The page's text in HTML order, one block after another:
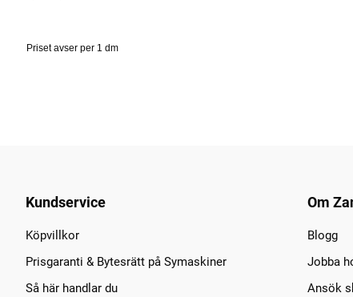
Priset avser per 1 dm
Kundservice
Köpvillkor
Prisgaranti & Bytesrätt på Symaskiner
Så här handlar du
Om
Blogg
Jobba
Ansök